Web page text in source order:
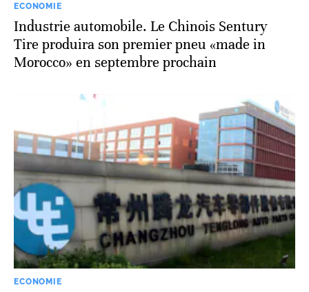
ECONOMIE
Industrie automobile. Le Chinois Sentury
Tire produira son premier pneu «made in
Morocco» en septembre prochain
ECONOMIE